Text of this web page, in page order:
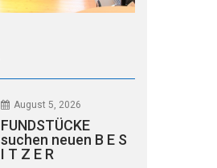
August 5, 2026
FUNDSTÜCKE
suchen neuen B E S
I T Z E R